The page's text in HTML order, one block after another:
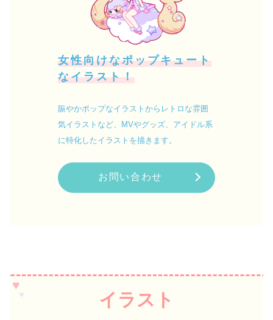
女性向けなポップキュート
なイラスト！
賑やかポップなイラストからレトロな雰囲
気イラストなど、MVやグッズ、アイドル系
に特化したイラストを描きます。
お問い合わせ
イラスト